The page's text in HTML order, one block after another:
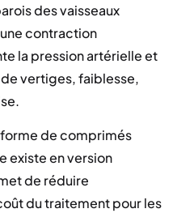
des vaisseaux
contraction
la pression artérielle et
vertiges, faiblesse,
de comprimés
existe en version
de réduire
du traitement pour les